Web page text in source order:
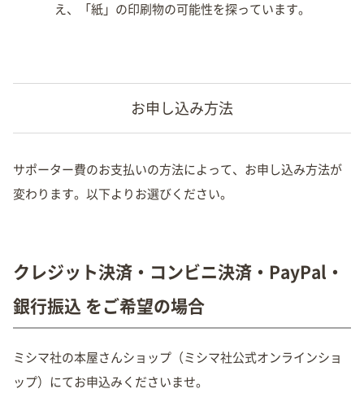
え、「紙」の印刷物の可能性を探っています。
お申し込み方法
サポーター費のお支払いの方法によって、お申し込み方法が
変わります。以下よりお選びください。
クレジット決済・コンビニ決済・PayPal・
銀行振込 をご希望の場合
ミシマ社の本屋さんショップ（ミシマ社公式オンラインショ
ップ）にてお申込みくださいませ。